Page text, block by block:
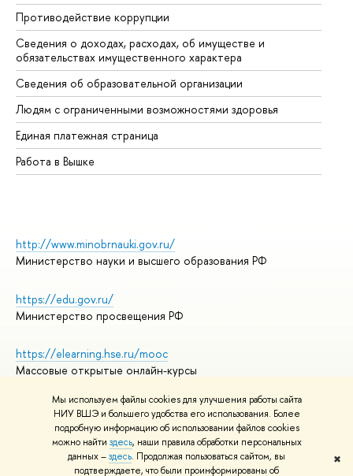
Мы используем файлы cookies для улучшения работы сайта
НИУ ВШЭ и большего удобства его использования. Более
подробную информацию об использовании файлов cookies
можно найти здесь, наши правила обработки персональных
данных –здесь. Продолжая пользоваться сайтом, вы
подтверждаете, что были проинформированы об
✖
Противодействие коррупции
Сведения о доходах, расходах, об имуществе и
обязательствах имущественного характера
Сведения об образовательной организации
Людям с ограниченными возможностями здоровья
Единая платежная страница
Работа в Вышке
http://www.minobrnauki.gov.ru/
Министерство науки и высшего образования РФ
https://edu.gov.ru/
Министерство просвещения РФ
https://elearning.hse.ru/mooc
Массовые открытые онлайн-курсы
© НИУ ВШЭ 1993–2026
Адреса и контакты
Условия использования материалов
Политика конфиденциальности